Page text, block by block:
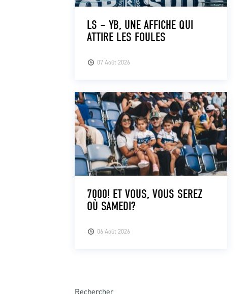
07 Août 2026
LS – YB, UNE AFFICHE QUI
ATTIRE LES FOULES
06 Août 2026
7000! ET VOUS, VOUS SEREZ
OÙ SAMEDI?
Rechercher